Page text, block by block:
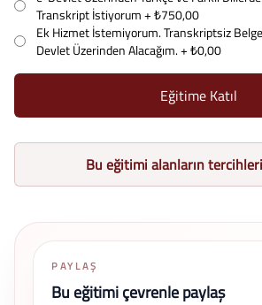
Transkript İstiyorum+ ₺750,00
Ek Hizmet İstemiyorum. Transkriptsiz
Devlet Üzerinden Alacağım.+ ₺0,00
Eğitime Katıl
Bu eğitimi alanların
PAYLAŞ
Bu eğitimi çevrenle paylaş